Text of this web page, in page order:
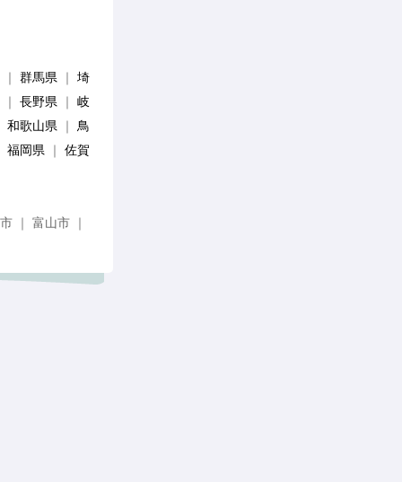
｜ 群馬県 ｜ 埼
｜ 長野県 ｜ 岐
和歌山県 ｜ 鳥
福岡県 ｜ 佐賀
｜ 富山市 ｜